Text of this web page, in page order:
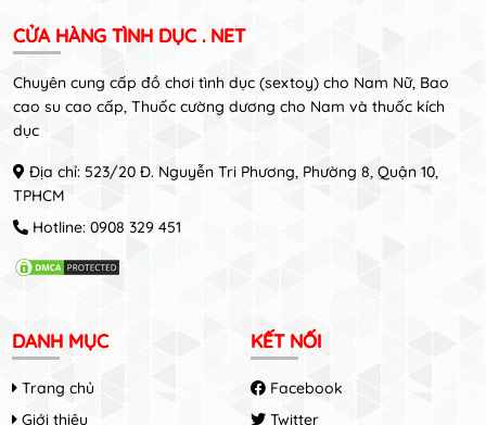
CỬA HÀNG TÌNH DỤC . NET
Chuyên cung cấp đồ chơi tình dục (sextoy) cho Nam Nữ, Bao
cao su cao cấp, Thuốc cường dương cho Nam và thuốc kích
dục
Địa chỉ: 523/20 Đ. Nguyễn Tri Phương, Phường 8, Quận 10,
TPHCM
Hotline: 0908 329 451
DANH MỤC
Trang chủ
Giới thiệu
KẾT NỐI
Facebook
Twitter